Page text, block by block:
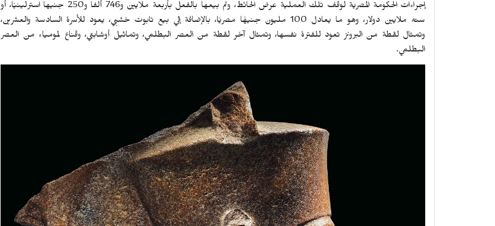
إجراءات الحكومة المصرية لوقف تلك العملية عرض الحائط، وتم بيعها بالفعل بأربعة ملايين و746 ألفا و250 جنيها استرلينيًا، أو
سته ملايين دولار، وهو ما يعادل 100 مليون جنيهًا مصريًا، بالإضافة إلي بيع تابوت خشبي، يعود للأسرة السادسة والعشرين،
وتمثال لقطة من البرونز تعود للفترة نفسها، وتمثال آخر لقطة من العصر البطلمي، وتماثيل أوشابتي، وقناع لمومياء من العصر
البطلمي.